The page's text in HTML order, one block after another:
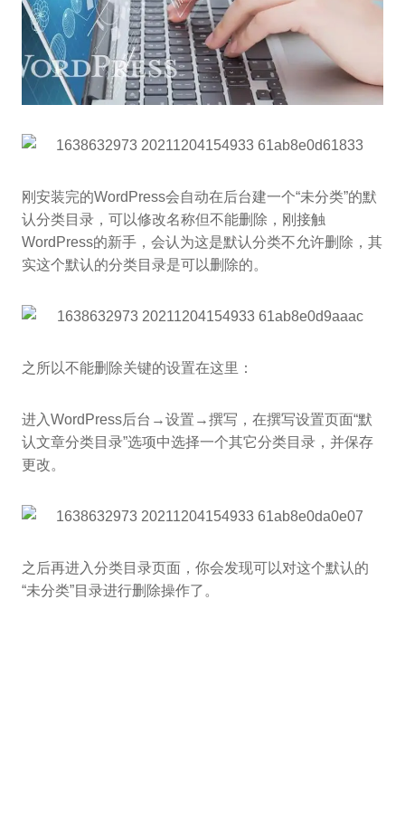
刚安装完的WordPress会自动在后台建一个“未分类”的默
认分类目录，可以修改名称但不能删除，刚接触
WordPress的新手，会认为这是默认分类不允许删除，其
实这个默认的分类目录是可以删除的。
之所以不能删除关键的设置在这里：
进入WordPress后台→设置→撰写，在撰写设置页面“默
认文章分类目录”选项中选择一个其它分类目录，并保存
更改。
之后再进入分类目录页面，你会发现可以对这个默认的
“未分类”目录进行删除操作了。